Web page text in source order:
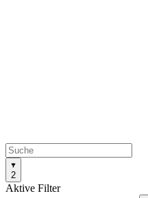
2
Aktive Filter